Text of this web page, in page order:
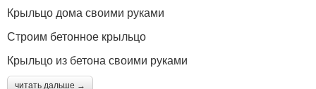
Крыльцо дома своими руками
Строим бетонное крыльцо
Крыльцо из бетона своими руками
читать дальше →